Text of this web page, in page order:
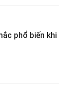
phổ biến khi